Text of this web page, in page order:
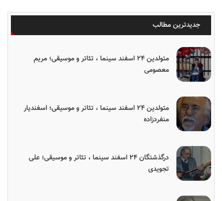
جدیدترین مطالب
متولدین ۲۴ اسفند سینما ، تئاتر و موسیقی؛ مریم
معصومی
متولدین ۲۴ اسفند سینما ، تئاتر و موسیقی؛ اسفندیار
منفردزاده
درگذشتگان ۲۴ اسفند سینما ، تئاتر و موسیقی؛ علی
تجویدی